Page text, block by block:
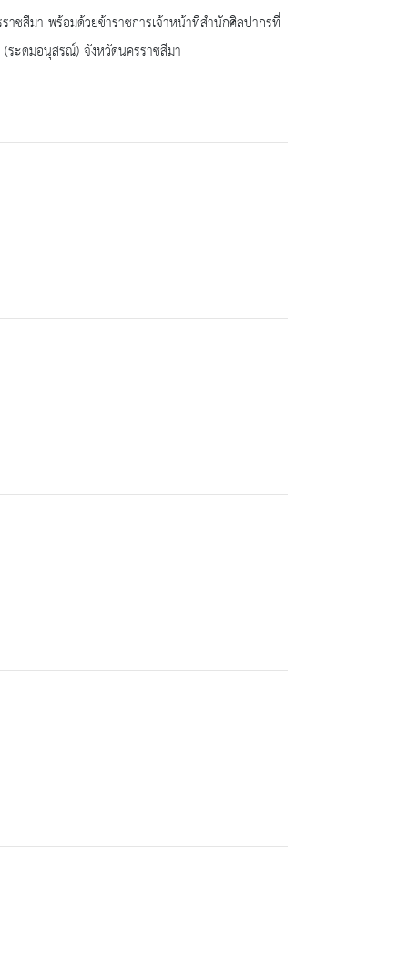
สีมา พร้อมด้วยข้าราชการเจ้าหน้าที่สำนักศิลปากรที่
(ระดมอนุสรณ์) จังหวัดนครราชสีมา